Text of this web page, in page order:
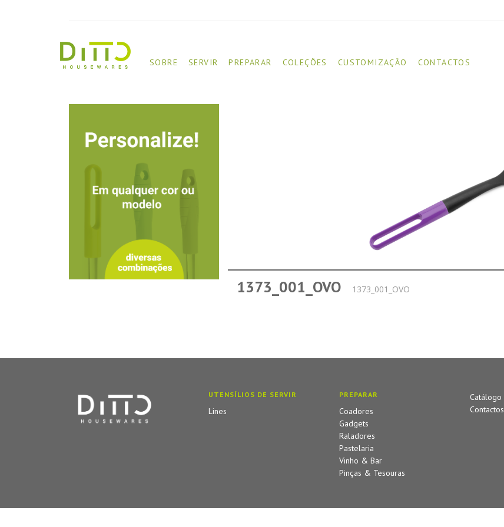
SOBRE SERVIR PREPARAR COLEÇÕES CUSTOMIZAÇÃO CONTACTOS
1373_001_OVO 1373_001_OVO
UTENSÍLIOS DE SERVIR
Lines
PREPARAR
Coadores
Gadgets
Raladores
Pastelaria
Vinho & Bar
Pinças & Tesouras
Catálogo
Contactos